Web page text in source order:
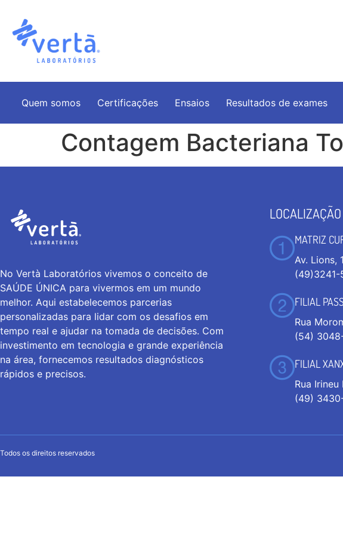
Quem somos Certificações Ensaios Resultados de exames
Contagem Bacteriana
No Vertà Laboratórios vivemos o conceito de
SAÚDE ÚNICA para vivermos em um mundo
melhor. Aqui estabelecemos parcerias
personalizadas para lidar com os desafios em
tempo real e ajudar na tomada de decisões. Com
investimento em tecnologia e grande experiência
na área, fornecemos resultados diagnósticos
rápidos e precisos.
LOCALIZAÇÃO
MATRIZ
Av. Lions,
FILIAL
Rua
(54)
FILIAL
Rua
(49)
Todos os direitos reservados